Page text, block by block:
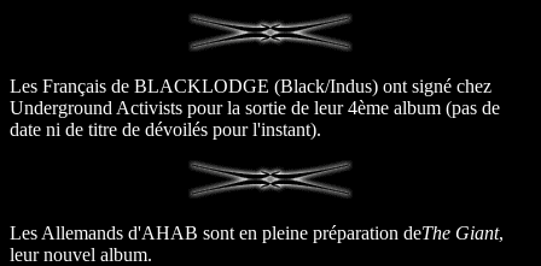
Les Français de BLACKLODGE (Black/Indus) ont signé chez
Underground Activists pour la sortie de leur 4ème album (pas de
date ni de titre de dévoilés pour l'instant).
Les Allemands d'AHAB sont en pleine préparation deThe Giant,
leur nouvel album.